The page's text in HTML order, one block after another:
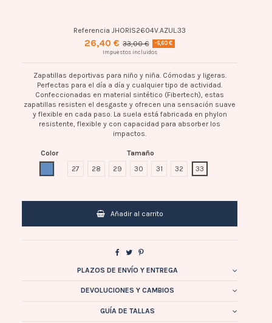
Referencia JHORIS2604V.AZUL.33
26,40 € 33,00 € -6,60 €
Impuestos incluidos
Zapatillas deportivas para niño y niña. Cómodas y ligeras.
Perfectas para el día a día y cualquier tipo de actividad.
Confeccionadas en material sintético (Fibertech), estas
zapatillas resisten el desgaste y ofrecen una sensación suave
y flexible en cada paso. La suela está fabricada en phylon
resistente, flexible y con capacidad para absorber los
impactos.
Color
Tamaño
27
28 29 30 31 32 33
Añadir al carrito
PLAZOS DE ENVÍO Y ENTREGA
DEVOLUCIONES Y CAMBIOS
GUÍA DE TALLAS